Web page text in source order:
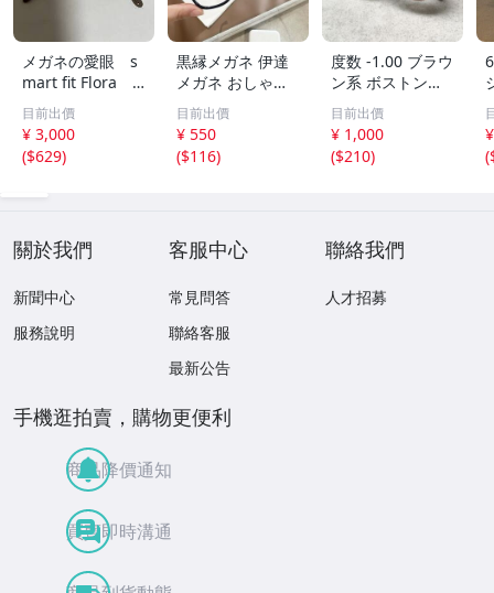
メガネの愛眼 s
mart fit Flora F
F-1620M 中古
品
目前出價
¥ 3,000
($629)
黒縁メガネ 伊達
メガネ おしゃれ
メガネ 韓国風 ユ
ニセックス ファ
ッション 小顔 メ
ンズ レディース
目前出價
¥ 550
($116)
度数 -1.00 ブラウ
ン系 ボストン型
眼鏡 グラス 近
視メガネ めが
ね メガネ
目前出價
¥ 1,000
($210)
(
關於我們
新聞中心
服務說明
客服中心
常見問答
聯絡客服
最新公告
聯絡我們
人才招募
手機逛拍賣，購物更便利
商品降價通知
買賣即時溝通